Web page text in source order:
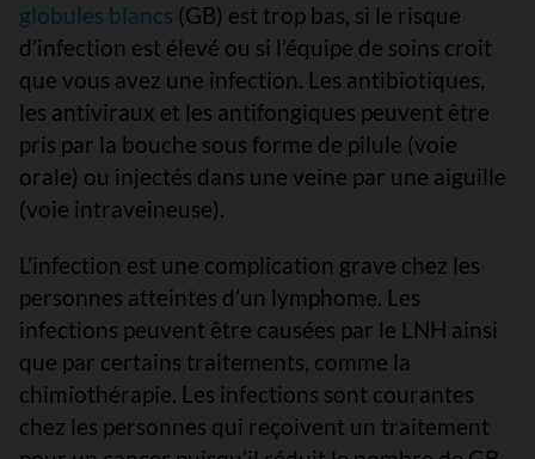
globules blancs (GB) est trop bas, si le risque
d’infection est élevé ou si l’équipe de soins croit
que vous avez une infection. Les antibiotiques,
les antiviraux et les antifongiques peuvent être
pris par la bouche sous forme de pilule (voie
orale) ou injectés dans une veine par une aiguille
(voie intraveineuse).
L’infection est une complication grave chez les
personnes atteintes d’un lymphome. Les
infections peuvent être causées par le LNH ainsi
que par certains traitements, comme la
chimiothérapie. Les infections sont courantes
chez les personnes qui reçoivent un traitement